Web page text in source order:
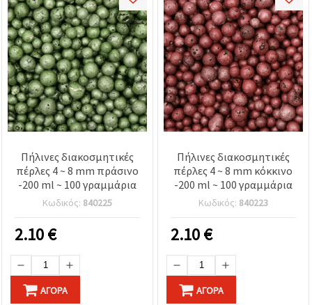
Πήλινες διακοσμητικές
πέρλες 4 ~ 8 mm πράσινο
-200 ml ~ 100 γραμμάρια
Κωδικός: 840225
2.10€
ΑΓΟΡΆ
Πήλινες διακοσμητικές
πέρλες 4 ~ 8 mm κόκκινο
-200 ml ~ 100 γραμμάρια
Κωδικός: 840223
2.10€
ΑΓΟΡΆ